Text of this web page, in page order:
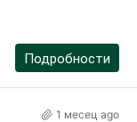
Подробности
1 месец ago